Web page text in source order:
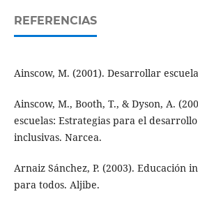
REFERENCIAS
Ainscow, M. (2001). Desarrollar
Ainscow, M., Booth, T., & Dyson, A.
escuelas: Estrategias para el
inclusivas. Narcea.
Arnaiz Sánchez, P. (2003). Educación
para todos. Aljibe.